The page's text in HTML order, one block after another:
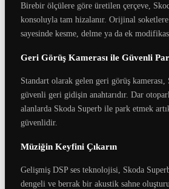
Birebir ölçülere göre üretilen çerçeve,
konsoluyla tam hizalanır. Orijinal soketlere
sayesinde kesme, delme ya da ek
Geri Görüş Kamerası ile Güvenli
Standart olarak gelen geri görüş
güvenli geri gidişin anahtarıdır. Dar
alanlarda Skoda Superb ile park etmek
güvenlidir.
Müziğin Keyfini Çıkarın
Gelişmiş DSP ses teknolojisi, Skoda
dengeli ve berrak bir akustik sahne